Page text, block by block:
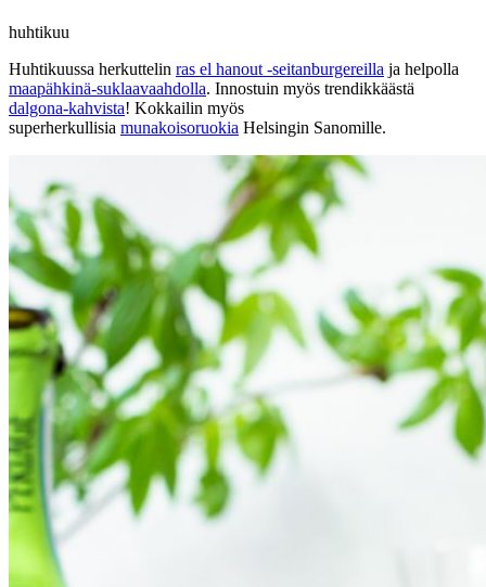
huhtikuu
Huhtikuussa herkuttelin ras el hanout -seitanburgereilla ja helpolla
maapähkinä-suklaavaahdolla. Innostuin myös trendikkäästä
dalgona-kahvista! Kokkailin myös
superherkullisia munakoisoruokia Helsingin Sanomille.